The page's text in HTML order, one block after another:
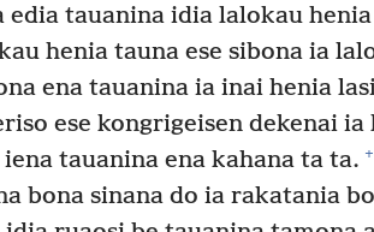
edia tauanina idia lalokau
henia tauna ese sibona ia
ena tauanina ia inai henia
ese kongrigeisen dekenai
tauanina ena kahana ta ta. +
bona sinana do ia rakatania